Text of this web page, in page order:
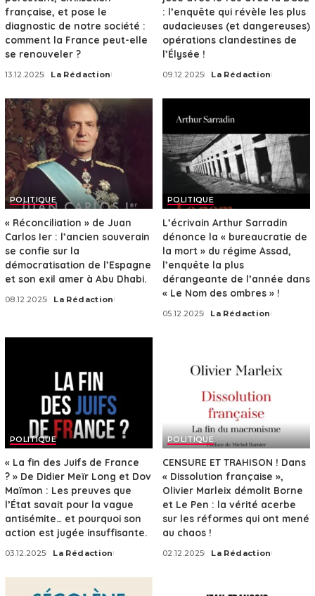
française, et pose le
diagnostic de notre société :
comment la France peut-elle
se renouveler ?
13.12.2025
Posted
La Rédaction
: l’enquête qui révèle les plus
audacieuses (et dangereuses)
opérations clandestines de
l’Élysée !
09.12.2025
Posted
La Rédaction
POLITIQUE
« Réconciliation » de Juan
Carlos Ier : l’ancien souverain
se confie sur la
démocratisation de l’Espagne
et son exil amer à Abu Dhabi.
08.12.2025
Posted
La Rédaction
POLITIQUE
L’écrivain Arthur Sarradin
dénonce la « bureaucratie de
la mort » du régime Assad,
l’enquête la plus
dérangeante de l’année dans
« Le Nom des ombres » !
05.12.2025
Posted
La Rédaction
POLITIQUE
« La fin des Juifs de France
? » De Didier Meïr Long et Dov
Maïmon : Les preuves que
l’État savait pour la vague
antisémite… et pourquoi son
action est jugée insuffisante.
03.12.2025
Posted
La Rédaction
POLITIQUE
CENSURE ET TRAHISON ! Dans
« Dissolution française »,
Olivier Marleix démolit Borne
et Le Pen : la vérité acerbe
sur les réformes qui ont mené
au chaos !
02.12.2025
Posted
La Rédaction